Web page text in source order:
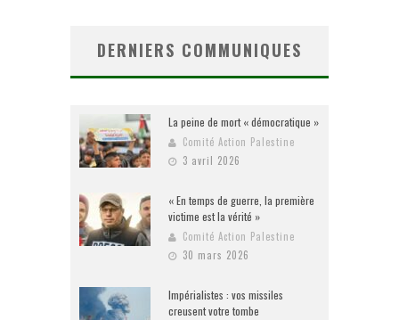
DERNIERS COMMUNIQUES
La peine de mort « démocratique »
Comité Action Palestine
3 avril 2026
« En temps de guerre, la première
victime est la vérité »
Comité Action Palestine
30 mars 2026
Impérialistes : vos missiles
creusent votre tombe